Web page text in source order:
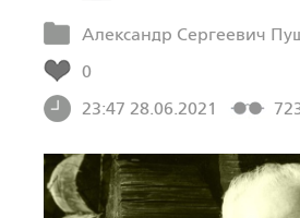
Александр Сергеевич
0
23:47 28.06.2021